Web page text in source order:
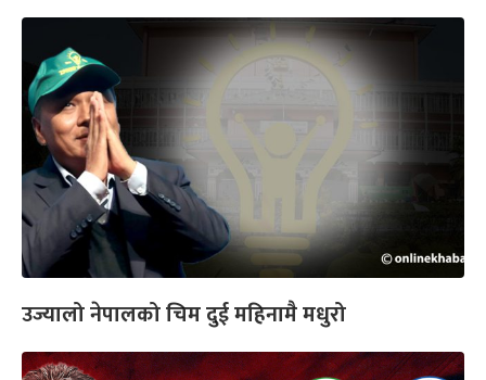
उज्यालो नेपालको चिम दुई महिनामै मधुरो